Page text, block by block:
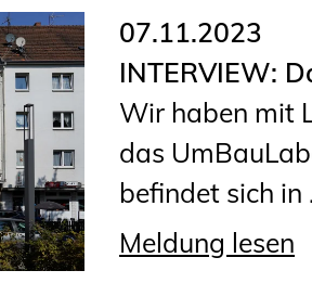
07.11.2023
INTERVIEW:
Wir haben mit
das
befindet sich in
Meldung lesen